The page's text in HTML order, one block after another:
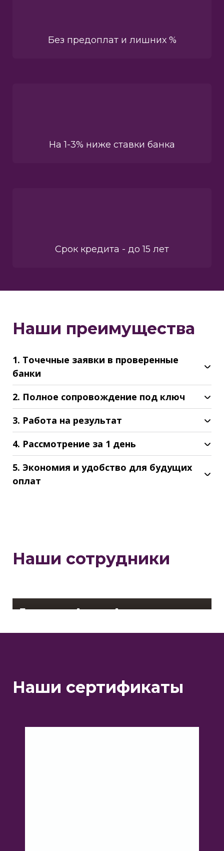
Без предоплат и лишних %
На 1-3% ниже ставки банка
Срок кредита - до 15 лет
Наши преимущества
1. Точечные заявки в проверенные
банки
2. Полное сопровождение под ключ
3. Работа на результат
4. Рассмотрение за 1 день
5. Экономия и удобство для будущих
оплат
Наши сотрудники
Лисицин Антон Анатольевич
физических лиц
Наши сертификаты